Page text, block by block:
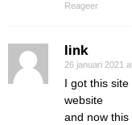
Reageer
link
26 januari 2021
I got this
website
and now